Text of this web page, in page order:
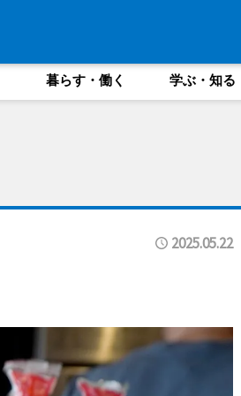
暮らす・働く 学ぶ・知る
2025.05.22